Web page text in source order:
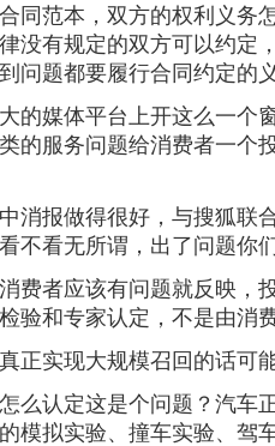
同范本，双方的权利义务
没有规定的双方可以约定
问题都要履行合同约定的
大的媒体平台上开这么一个
的服务问题给消费者一个
中消报做得很好，与搜狐联
不看无所谓，出了问题你
消费者应该有问题就反映，
验和专家认定，不是由消
真正实现大规模召回的话可
怎么认定这是个问题？汽车
模拟实验、撞车实验、驾